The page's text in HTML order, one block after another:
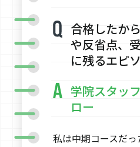
合格したか
や反省点、
に残るエピ
学院スタッ
ロー
私は中期コースだ